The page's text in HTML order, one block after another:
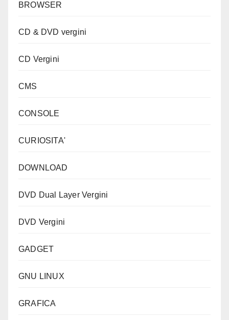
BROWSER
CD & DVD vergini
CD Vergini
CMS
CONSOLE
CURIOSITA'
DOWNLOAD
DVD Dual Layer Vergini
DVD Vergini
GADGET
GNU LINUX
GRAFICA